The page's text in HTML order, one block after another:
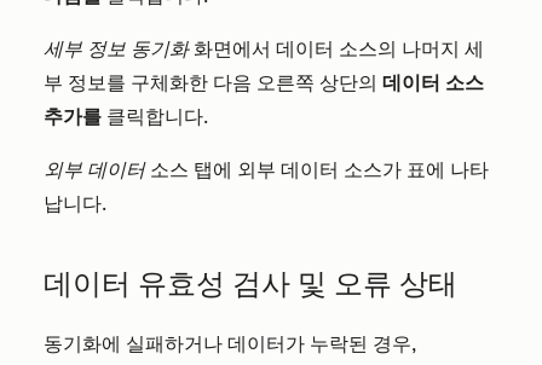
세부 정보 동기화화면에서 데이터 소스의 나머지 세
부 정보를 구체화한 다음 오른쪽 상단의 데이터 소스
추가를 클릭합니다.
외부 데이터소스 탭에 외부 데이터 소스가 표에 나타
납니다.
데이터 유효성 검사 및 오류 상태
동기화에 실패하거나 데이터가 누락된 경우,